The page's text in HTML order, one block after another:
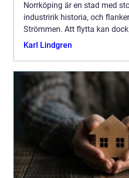
Norrköping är en stad med
industririk historia, och
Strömmen. Att flytta kan
stressande och tidskrävande,
Karl Lindgren